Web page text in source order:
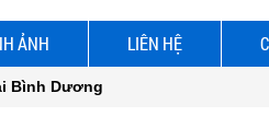
ẢNH LIÊN HỆ
Bình Dương